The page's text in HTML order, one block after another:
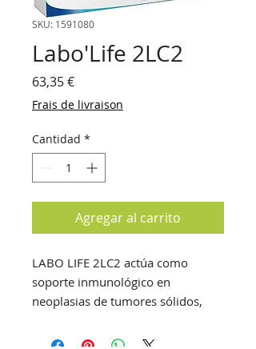
SKU: 1591080
Labo'Life 2LC2
63,35 €Precio
Frais de livraison
Cantidad *
Agregar al carrito
LABO LIFE 2LC2 actúa como
soporte inmunológico en
neoplasias de tumores sólidos,
remisión completa.